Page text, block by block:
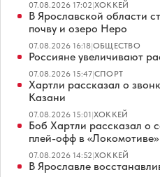
07.08.2026 17:02|ХОККЕЙ
В Ярославской области
почву и озеро Неро
07.08.2026 16:18|ОБЩЕСТВО
Россияне увеличивают
07.08.2026 15:47|СПОРТ
Хартли рассказал о
Казани
07.08.2026 15:01|ХОККЕЙ
Боб Хартли рассказал о
плей-офф в «Локомотиве»
07.08.2026 14:52|ХОККЕЙ
В Ярославле